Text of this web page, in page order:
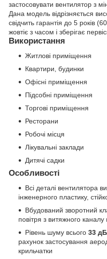
застосовувати вентилятор з
Дана модель відрізняється
свідчить гарантія до 5 років
жовтіє з часом і зберігає
Використання
Житлові приміщення
Квартири, будинки
Офісні приміщення
Підсобні приміщення
Торгові приміщення
Ресторани
Робочі місця
Лікувальні заклади
Дитячі садки
Особливості
Всі деталі вентилятора
інженерного пластику,
Вбудований зворотний
повітря з витяжного
Рівень шуму всього 33
рахунок застосування
крильчатки